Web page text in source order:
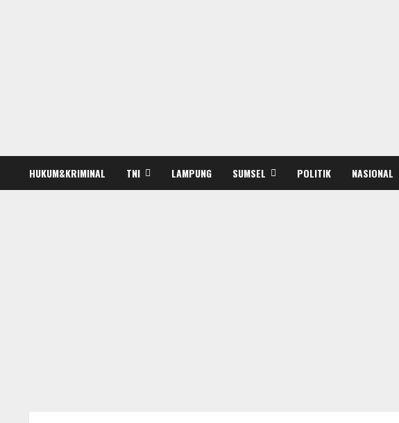
HUKUM&KRIMINAL TNI LAMPUNG SUMSEL POLITIK NASIONAL